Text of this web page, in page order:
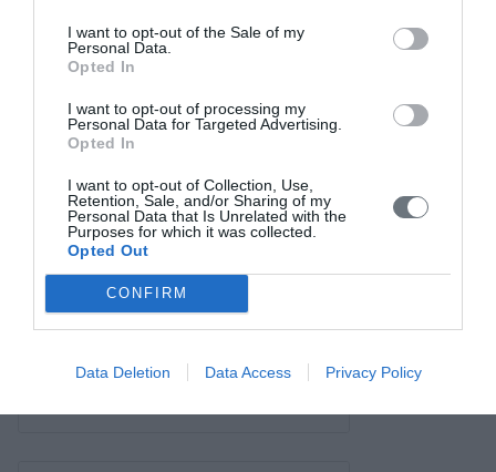
I want to opt-out of the Sale of my
Personal Data.
Opted In
I want to opt-out of processing my
Personal Data for Targeted Advertising.
Opted In
I want to opt-out of Collection, Use,
Retention, Sale, and/or Sharing of my
Personal Data that Is Unrelated with the
Purposes for which it was collected.
Opted Out
CONFIRM
Data Deletion Data Access Privacy Policy